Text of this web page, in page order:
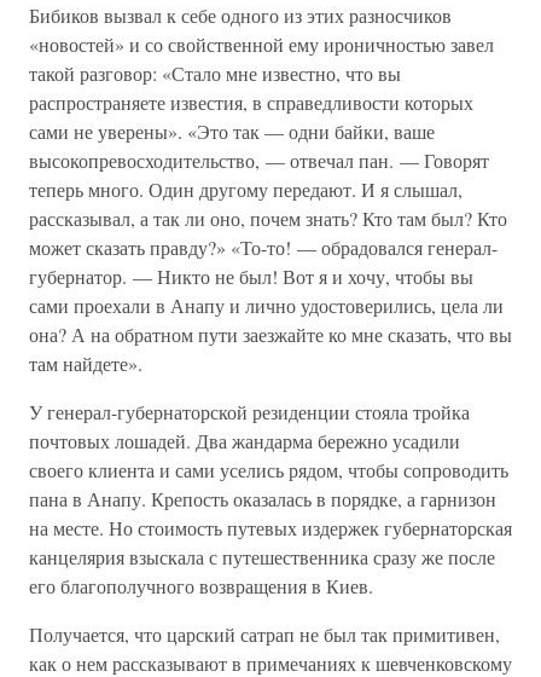
Бибиков вызвал к себе одного из этих разносчиков
«новостей» и со свойственной ему ироничностью завел
такой разговор: «Стало мне известно, что вы
распространяете известия, в справедливости которых
сами не уверены». «Это так — одни байки, ваше
высокопревосходительство, — отвечал пан. — Говорят
теперь много. Один другому передают. И я слышал,
рассказывал, а так ли оно, почем знать? Кто там был? Кто
может сказать правду?» «То-то! — обрадовался генерал-
губернатор. — Никто не был! Вот я и хочу, чтобы вы
сами проехали в Анапу и лично удостоверились, цела ли
она? А на обратном пути заезжайте ко мне сказать, что вы
там найдете».
У генерал-губернаторской резиденции стояла тройка
почтовых лошадей. Два жандарма бережно усадили
своего клиента и сами уселись рядом, чтобы сопроводить
пана в Анапу. Крепость оказалась в порядке, а гарнизон
на месте. Но стоимость путевых издержек губернаторская
канцелярия взыскала с путешественника сразу же после
его благополучного возвращения в Киев.
Получается, что царский сатрап не был так примитивен,
как о нем рассказывают в примечаниях к шевченковскому